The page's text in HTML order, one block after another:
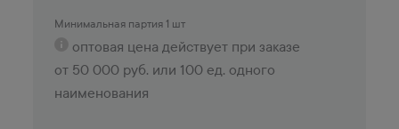
Минимальная партия 1 шт
оптовая цена действует при заказе
от 50 000 руб. или 100 ед. одного
наименования